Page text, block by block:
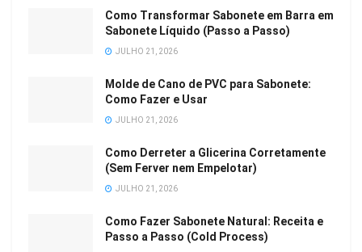
Como Transformar Sabonete em Barra em
Sabonete Líquido (Passo a Passo)
JULHO 21, 2026
Molde de Cano de PVC para Sabonete:
Como Fazer e Usar
JULHO 21, 2026
Como Derreter a Glicerina Corretamente
(Sem Ferver nem Empelotar)
JULHO 21, 2026
Como Fazer Sabonete Natural: Receita e
Passo a Passo (Cold Process)